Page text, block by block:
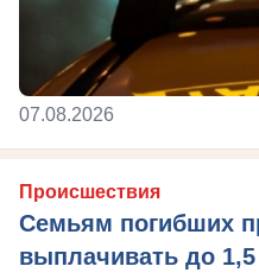
07.08.2026
Происшествия
Семьям погибших
выплачивать до